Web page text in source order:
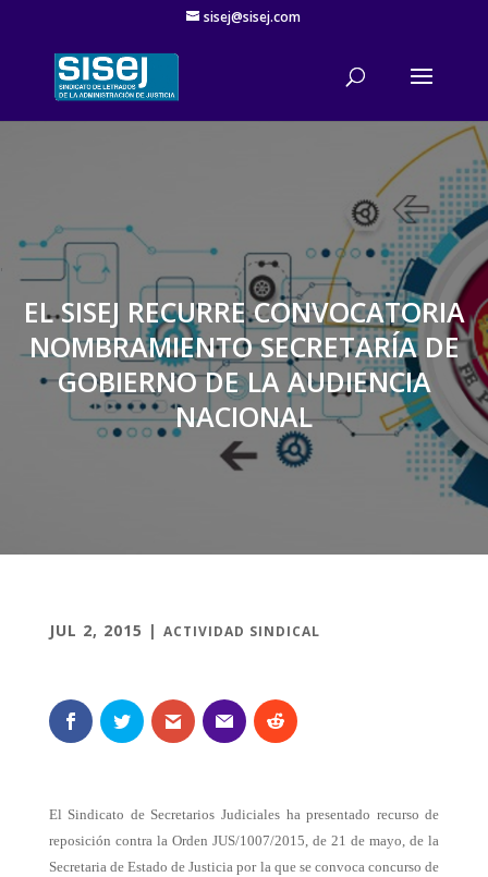
sisej@sisej.com
'
EL SISEJ RECURRE CONVOCATORIA
NOMBRAMIENTO SECRETARÍA DE
GOBIERNO DE LA AUDIENCIA
NACIONAL
JUL 2, 2015 | ACTIVIDAD SINDICAL
El Sindicato de Secretarios Judiciales ha presentado recurso de
reposición contra la Orden JUS/1007/2015, de 21 de mayo, de la
Secretaria de Estado de Justicia por la que se convoca concurso de